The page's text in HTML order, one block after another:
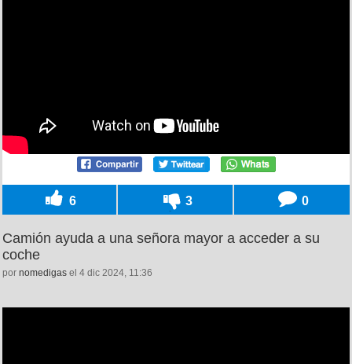
6 3 0
Camión ayuda a una señora mayor a acceder a su
coche
por nomedigas el 4 dic 2024, 11:36